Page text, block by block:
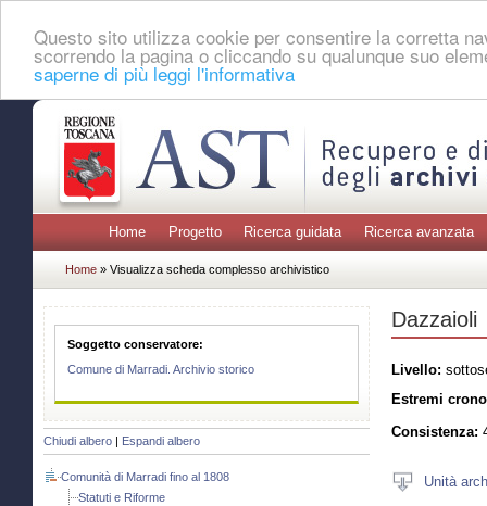
Questo sito utilizza cookie per consentire la corretta
scorrendo la pagina o cliccando su qualunque suo
saperne di più leggi l'informativa
Home Progetto Ricerca guidata Ricerca avanzata
Home » Visualizza scheda complesso archivistico
Soggetto conservatore:
Comune di Marradi. Archivio storico
Chiudi albero Espandi albero
Comunità di Marradi fino al 1808
Statuti e Riforme
Dazzaioli
Livello:
Estremi
Consistenza:
Unità